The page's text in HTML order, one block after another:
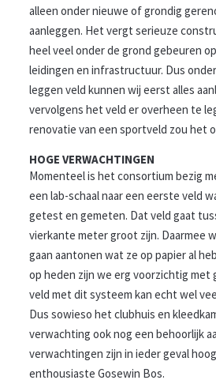
alleen onder nieuwe of grondig
aanleggen. Het vergt serieuze
heel veel onder de grond gebeuren
leidingen en infrastructuur. Dus
leggen veld kunnen wij eerst alles
vervolgens het veld er overheen te
renovatie van een sportveld zou het
HOGE VERWACHTINGEN
Momenteel is het consortium bezig
een lab-schaal naar een eerste veld
getest en gemeten. Dat veld gaat
vierkante meter groot zijn. Daarmee
gaan aantonen wat ze op papier al
op heden zijn we erg voorzichtig met
veld met dit systeem kan echt wel
Dus sowieso het clubhuis en
verwachting ook nog een behoorlijk
verwachtingen zijn in ieder geval
enthousiaste Gosewin Bos.